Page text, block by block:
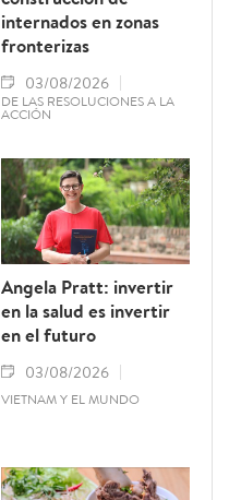
internados en zonas
fronterizas
03/08/2026
DE LAS RESOLUCIONES A LA
ACCIÓN
Angela Pratt: invertir
en la salud es invertir
en el futuro
03/08/2026
VIETNAM Y EL MUNDO